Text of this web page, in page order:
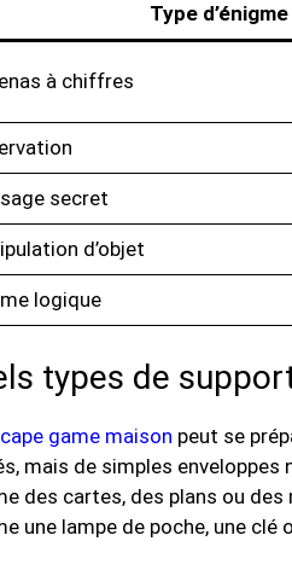
Type d’énigme
à chiffres
secret
d’objet
logique
types de
game maison peut se
mais de simples
des cartes, des plans ou
une lampe de poche, une